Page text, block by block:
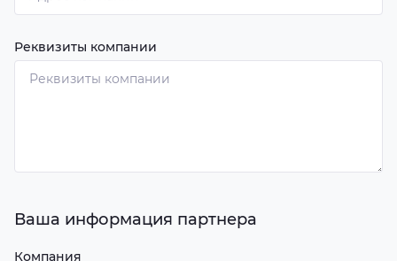
Реквизиты компании
Ваша информация партнера
Компания